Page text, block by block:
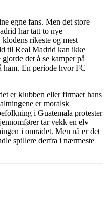
egne fans. Men det store
har tatt to nye
rikeste og mest
til Real Madrid kan ikke
det å se kamper på
ham. En periode hvor FC
er klubben eller firmaet hans
er moralsk
i Guatemala protester
tar vekk en elv
i området. Men nå er det
spillere derfra i nærmeste